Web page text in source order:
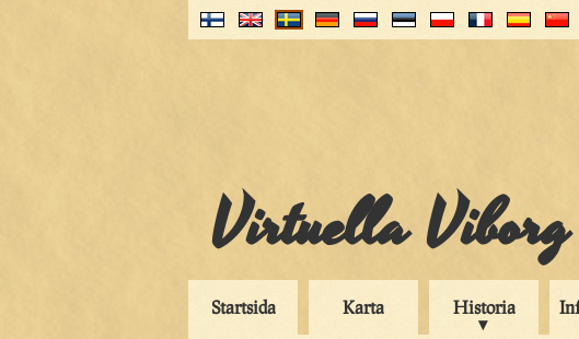
Virtuella
Startsida Karta Historia